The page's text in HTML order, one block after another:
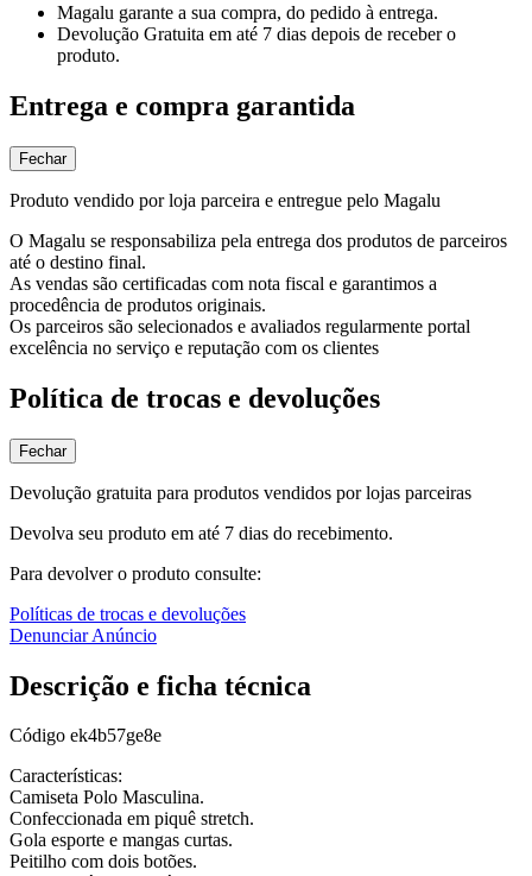
Magalu garante a sua compra, do pedido à entrega.
Devolução Gratuita em até 7 dias depois de receber o
produto.
Entrega e compra garantida
Fechar
Produto vendido por loja parceira e entregue pelo Magalu
O Magalu se responsabiliza pela entrega dos produtos de parceiros
até o destino final.
As vendas são certificadas com nota fiscal e garantimos a
procedência de produtos originais.
Os parceiros são selecionados e avaliados regularmente portal
excelência no serviço e reputação com os clientes
Política de trocas e devoluções
Fechar
Devolução gratuita para produtos vendidos por lojas parceiras
Devolva seu produto em até 7 dias do recebimento.
Para devolver o produto consulte:
Políticas de trocas e devoluções
Denunciar Anúncio
Descrição e ficha técnica
Código ek4b57ge8e
Características:
Camiseta Polo Masculina.
Confeccionada em piquê stretch.
Gola esporte e mangas curtas.
Peitilho com dois botões.